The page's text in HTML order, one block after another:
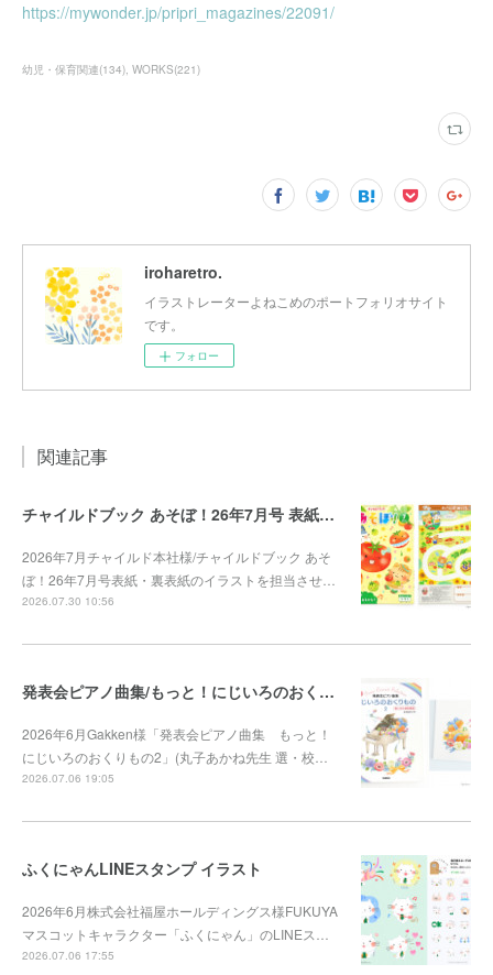
https://mywonder.jp/pripri_magazines/22091/
幼児・保育関連(134) WORKS(221)
iroharetro.
イラストレーターよねこめのポートフォリオサイト
です。
フォロー
関連記事
チャイルドブック あそぼ！26年7月号 表紙・裏表紙
2026年7月チャイルド本社様/チャイルドブック あそ
ぼ！26年7月号表紙・裏表紙のイラストを担当させ…
2026.07.30 10:56
発表会ピアノ曲集/もっと！にじいろのおくりもの2
2026年6月Gakken様「発表会ピアノ曲集 もっと！
にじいろのおくりもの2」(丸子あかね先生 選・校…
2026.07.06 19:05
ふくにゃんLINEスタンプ イラスト
2026年6月株式会社福屋ホールディングス様FUKUYA
マスコットキャラクター「ふくにゃん」のLINEス…
2026.07.06 17:55